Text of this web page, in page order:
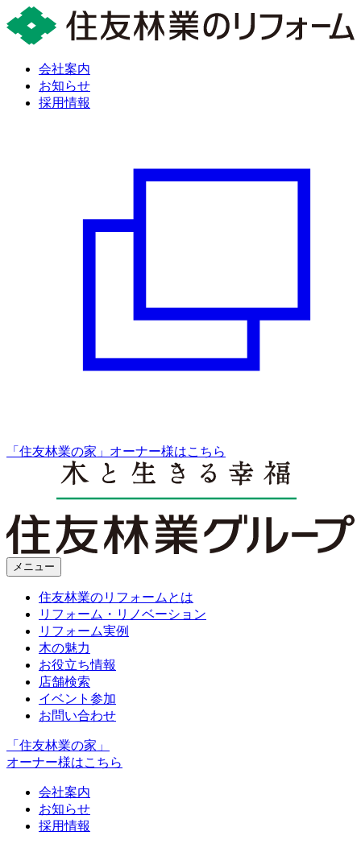
会社案内
お知らせ
採用情報
「住友林業の家」オーナー様はこちら
メニュー
住友林業のリフォームとは
リフォーム・リノベーション
リフォーム実例
木の魅力
お役立ち情報
店舗検索
イベント参加
お問い合わせ
「住友林業の家」
オーナー様はこちら
会社案内
お知らせ
採用情報